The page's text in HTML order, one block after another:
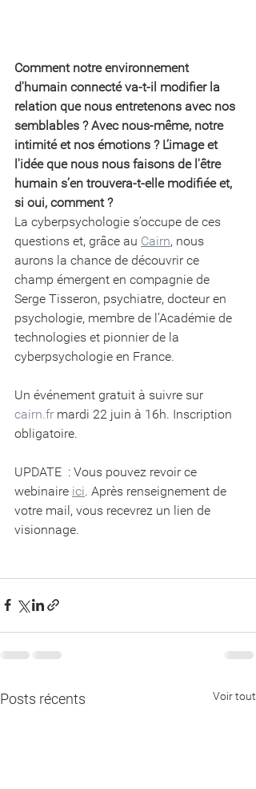
Comment notre environnement
d'humain connecté va-t-il modifier la
relation que nous entretenons avec nos
semblables ? Avec nous-même, notre
intimité et nos émotions ? L’image et
l'idée que nous nous faisons de l'être
humain s’en trouvera-t-elle modifiée et,
si oui, comment ?
La cyberpsychologie s’occupe de ces
questions et, grâce au Cairn, nous
aurons la chance de découvrir ce
champ émergent en compagnie de
Serge Tisseron, psychiatre, docteur en
psychologie, membre de l’Académie de
technologies et pionnier de la
cyberpsychologie en France.
Un événement gratuit à suivre sur
cairn.fr mardi 22 juin à 16h. Inscription
obligatoire.
UPDATE  : Vous pouvez revoir ce
webinaire ici. Après renseignement de
votre mail, vous recevrez un lien de
visionnage.
Posts récents Voir tout